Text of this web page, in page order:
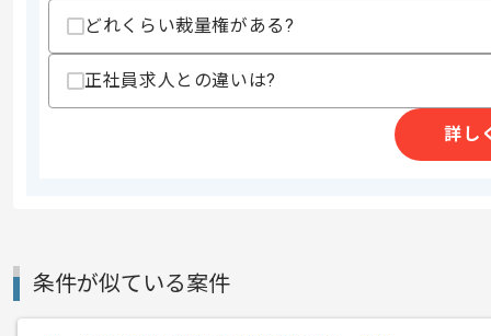
・TypeScriptを用いたフロントエンド開
・AWS環境における開発経験
・大規模システムにおける設計、開発経
・アジャイル開発経験
上記に似た経験やスキルをお持ちであれば
募集人数
どれくらい裁量権がある?
正社員求人との違いは?
詳し
条件が似ている案件